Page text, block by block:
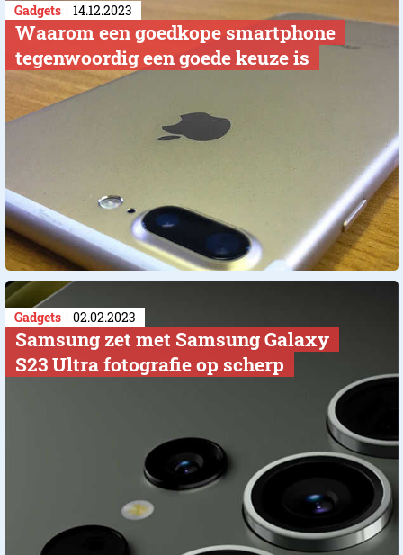
Gadgets 14.12.2023
​Waarom een goedkope smartphone
tegenwoordig een goede keuze is
Gadgets 02.02.2023
Samsung zet met Samsung Galaxy
S23 Ultra fotografie op scherp